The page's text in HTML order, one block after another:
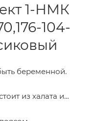
1-НМК
104-
беременной.
из халата и